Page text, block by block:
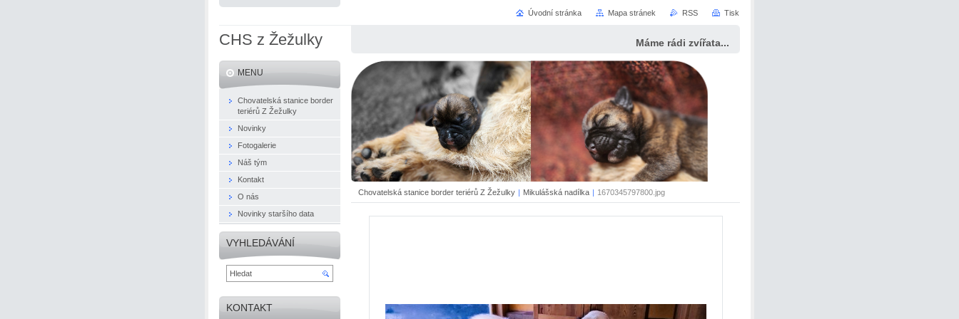
CHS z Žežulky Máme rádi zvířata...
Chovatelská stanice border teriérů Z Žežulky | Mikulášská nadílka | 1670345797800.jpg
MENU
Chovatelská stanice border
teriérů Z Žežulky
Novinky
Fotogalerie
Náš tým
Kontakt
O nás
Novinky staršího data
VYHLEDÁVÁNÍ
KONTAKT
Úvodní stránka Mapa stránek RSS Tisk